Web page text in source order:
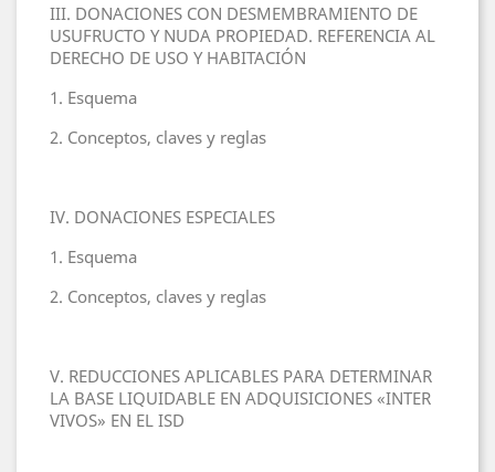
III. DONACIONES CON DESMEMBRAMIENTO DE
USUFRUCTO Y NUDA PROPIEDAD. REFERENCIA AL
DERECHO DE USO Y HABITACIÓN
1. Esquema
2. Conceptos, claves y reglas
IV. DONACIONES ESPECIALES
1. Esquema
2. Conceptos, claves y reglas
V. REDUCCIONES APLICABLES PARA DETERMINAR
LA BASE LIQUIDABLE EN ADQUISICIONES «INTER
VIVOS» EN EL ISD